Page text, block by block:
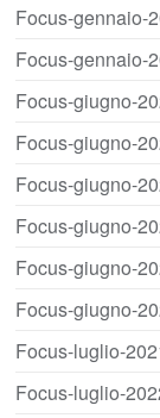
Focus-gennaio-
Focus-gennaio-
Focus-giugno-
Focus-giugno-
Focus-giugno-
Focus-giugno-
Focus-giugno-
Focus-giugno-
Focus-luglio-
Focus-luglio-